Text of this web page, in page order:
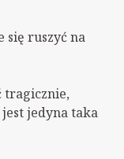
się ruszyć na
tragicznie,
jedyna taka